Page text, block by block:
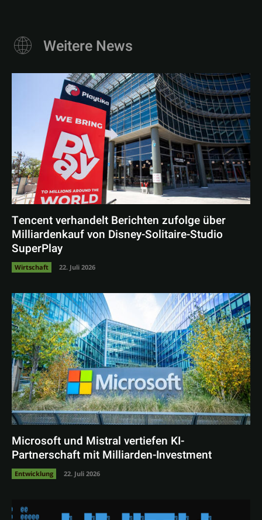
Weitere News
Tencent verhandelt Berichten zufolge über
Milliardenkauf von Disney-Solitaire-Studio
SuperPlay
Wirtschaft 22. Juli 2026
Microsoft und Mistral vertiefen KI-
Partnerschaft mit Milliarden-Investment
Entwicklung 22. Juli 2026